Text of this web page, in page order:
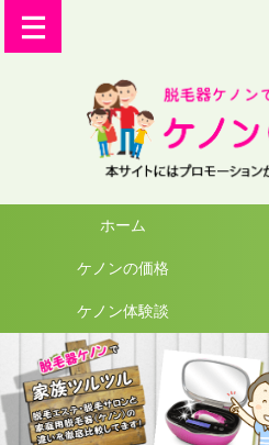
ホーム
ケノンの価格
ケノン体験談